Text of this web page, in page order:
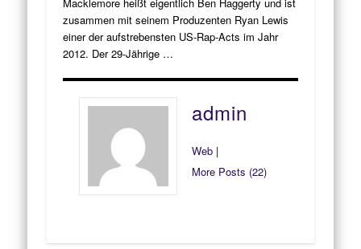
zusammen mit seinem Produzenten Ryan Lewis
einer der aufstrebensten US-Rap-Acts im Jahr
2012. Der 29-Jährige …
admin
Web |
More Posts (22)